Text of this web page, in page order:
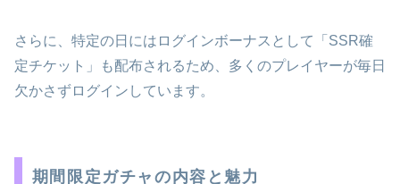
さらに、特定の日にはログインボーナスとして「SSR確
定チケット」も配布されるため、多くのプレイヤーが毎日
欠かさずログインしています。
期間限定ガチャの内容と魅力